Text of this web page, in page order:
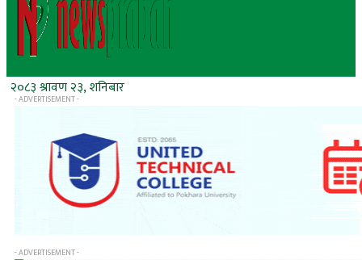
२०८३ श्रावण २३, शनिबार
- ADVERTISEMENT -
- ADVERTISEMENT -